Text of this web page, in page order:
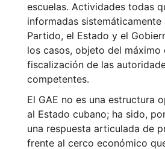
escuelas. Actividades todas
informadas
Partido, el Estado y el
los casos, objeto del
fiscalización de las
competentes.
El GAE no es una estructura
al Estado cubano; ha sido,
una respuesta articulada de
frente al cerco económico